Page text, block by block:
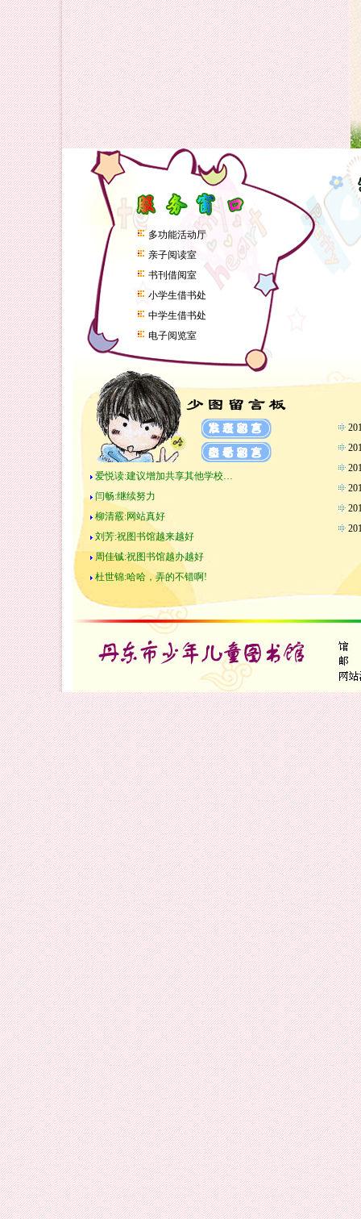
多功能活动厅
亲子阅读室
书刊借阅室
小学生借书处
中学生借书处
电子阅览室
爱悦读:建议增加共享其他学校…
闫畅:继续努力
柳清霰:网站真好
刘芳:祝图书馆越来越好
周佳铖:祝图书馆越办越好
杜世锦:哈哈，弄的不错啊!